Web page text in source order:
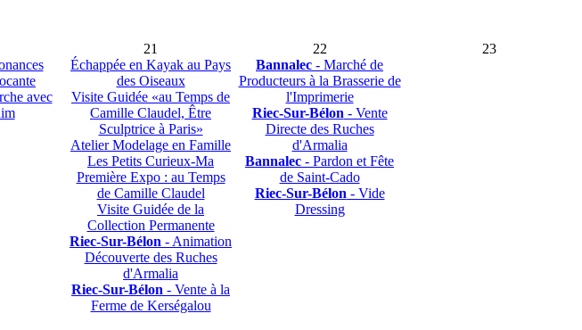
avec
21
Échappée en Kayak au Pays
des Oiseaux
Visite Guidée «au Temps de
Camille Claudel, Être
Sculptrice à Paris»
Atelier Modelage en Famille
Les Petits Curieux-Ma
Première Expo : au Temps
de Camille Claudel
Visite Guidée de la
Collection Permanente
Riec-Sur-Bélon - Animation
Découverte des Ruches
d'Armalia
Riec-Sur-Bélon - Vente à la
Ferme de Kerségalou
22
Bannalec - Marché de
Producteurs à la Brasserie de
l'Imprimerie
Riec-Sur-Bélon - Vente
Directe des Ruches
d'Armalia
Bannalec - Pardon et Fête
de Saint-Cado
Riec-Sur-Bélon - Vide
Dressing
23